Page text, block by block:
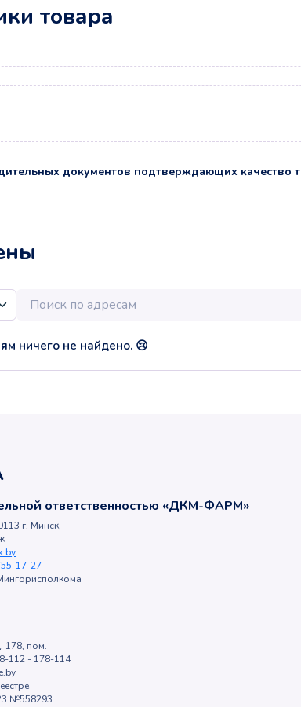
товара
документов подтверждающих качество
ничего не найдено. 😢
ответственностью «ДКМ-ФАРМ»
г. Минск,
17-27
178, пом.
112 - 178-114
№558293